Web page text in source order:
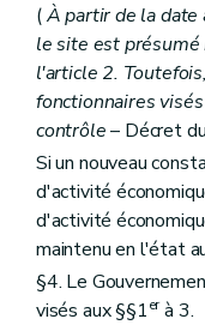
(À partir de la date
le site est
l'article 2.
fonctionnaires
contrôle– Décret
Si un nouveau
d'activité
d'activité
maintenu en l'état
§4. Le
visés aux §§1erà 3.